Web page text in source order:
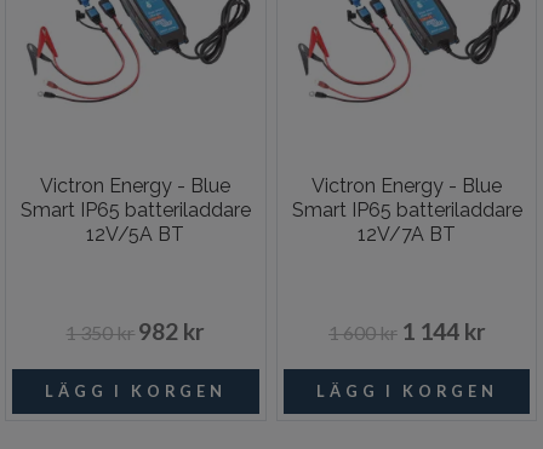
Victron Energy - Blue
Smart IP65 batteriladdare
12V/5A BT
1 350 kr 982 kr
Victron Energy - Blue
Smart IP65 batteriladdare
12V/7A BT
1 600 kr 1 144 kr